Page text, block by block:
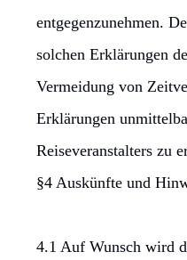
entgegenzunehmen.
solchen Erklärungen
Vermeidung von
Erklärungen
Reiseveranstalters zu
§4 Auskünfte und
4.1 Auf Wunsch wird